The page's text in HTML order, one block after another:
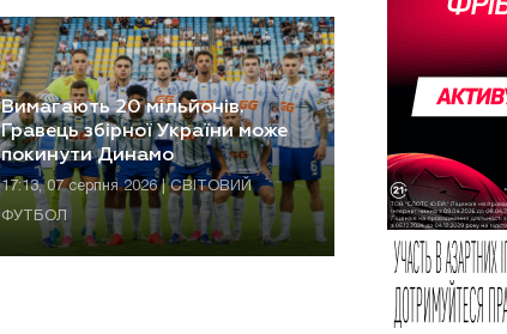
Вимагають 20 мільйонів.
Гравець збірної України може
покинути Динамо
17:13, 07 серпня 2026 | СВІТОВИЙ
ФУТБОЛ